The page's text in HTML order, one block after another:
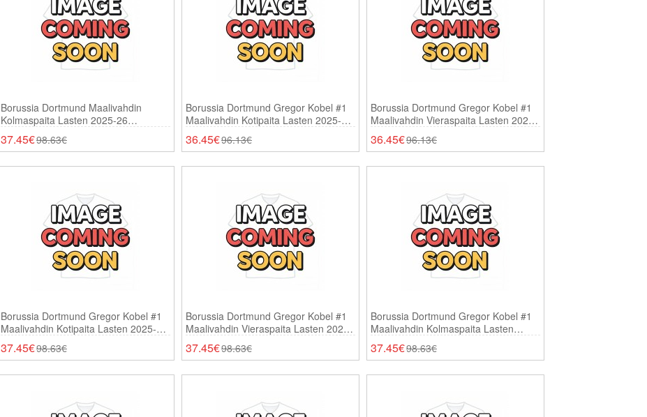
Borussia Dortmund Maalivahdin
Kolmaspaita Lasten 2025-26
Pitkähihainen (+ Shortsit)
37.45€98.63€
Borussia Dortmund Gregor Kobel #1
Maalivahdin Kotipaita Lasten 2025-26
Lyhythihainen (+ Shortsit)
36.45€96.13€
Borussia Dortmund Gregor Kobel #1
Maalivahdin Vieraspaita Lasten 2025-
26 Lyhythihainen (+ Shortsit)
36.45€96.13€
Borussia Dortmund Gregor Kobel #1
Maalivahdin Kotipaita Lasten 2025-26
Pitkähihainen (+ Shortsit)
37.45€98.63€
Borussia Dortmund Gregor Kobel #1
Maalivahdin Vieraspaita Lasten 2025-
26 Pitkähihainen (+ Shortsit)
37.45€98.63€
Borussia Dortmund Gregor Kobel #1
Maalivahdin Kolmaspaita Lasten
2025-26 Pitkähihainen (+ Shortsit)
37.45€98.63€